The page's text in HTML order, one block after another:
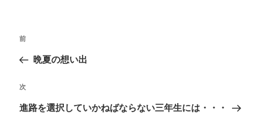
投
ナ
ビ
ゲ
ー
前
の
稿
前
晩夏の想い出
次
の
次
進路を選択していかねばならない三年生には・・・